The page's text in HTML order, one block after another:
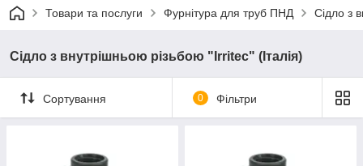
Товари та послуги Фурнітура для труб ПНД Сідло з
Сідло з внутрішньою різьбою "Irritec" (Італія)
Сортування 0 Фільтри